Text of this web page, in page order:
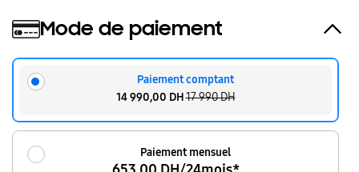
Mode de paiement
Paiement comptant
14 990,00 DH17 990 DH
Paiement mensuel